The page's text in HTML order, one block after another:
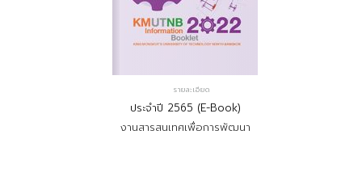
รายละเอียด
ประจำปี 2565 (E-Book)
งานสารสนเทศเพื่อการพัฒนา